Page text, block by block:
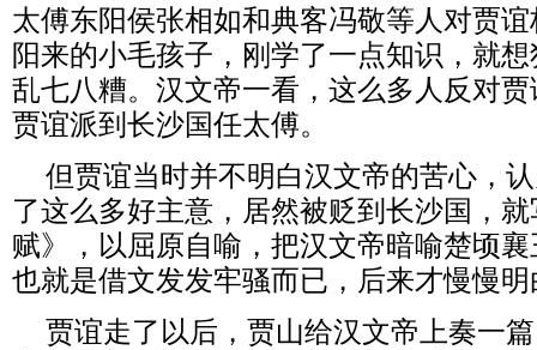
太傅东阳侯张相如和典客冯敬等人对贾
阳来的小毛孩子，刚学了一点知识，就
乱七八糟。汉文帝一看，这么多人反对
贾谊派到长沙国任太傅。
但贾谊当时并不明白汉文帝的苦心，
了这么多好主意，居然被贬到长沙国，
赋》，以屈原自喻，把汉文帝暗喻楚顷
也就是借文发发牢骚而已，后来才慢慢
贾谊走了以后，贾山给汉文帝上奏一